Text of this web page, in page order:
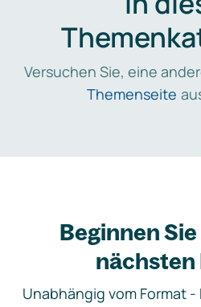
Versuchen Sie, eine
Themenseite
Beginnen
nächsten
Unabhängig vom Format